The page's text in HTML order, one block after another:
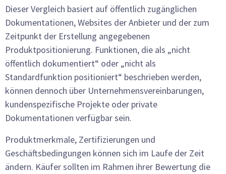
Dieser Vergleich basiert auf öffentlich zugänglichen
Dokumentationen, Websites der Anbieter und der zum
Zeitpunkt der Erstellung angegebenen
Produktpositionierung. Funktionen, die als „nicht
öffentlich dokumentiert“ oder „nicht als
Standardfunktion positioniert“ beschrieben werden,
können dennoch über Unternehmensvereinbarungen,
kundenspezifische Projekte oder private
Dokumentationen verfügbar sein.
Produktmerkmale, Zertifizierungen und
Geschäftsbedingungen können sich im Laufe der Zeit
ändern. Käufer sollten im Rahmen ihrer Bewertung die